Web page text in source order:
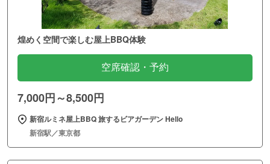
煌めく空間で楽しむ屋上BBQ体験
空席確認・予約
7,000円～8,500円
新宿ルミネ屋上BBQ 旅するビアガーデン Hello
新宿駅／東京都